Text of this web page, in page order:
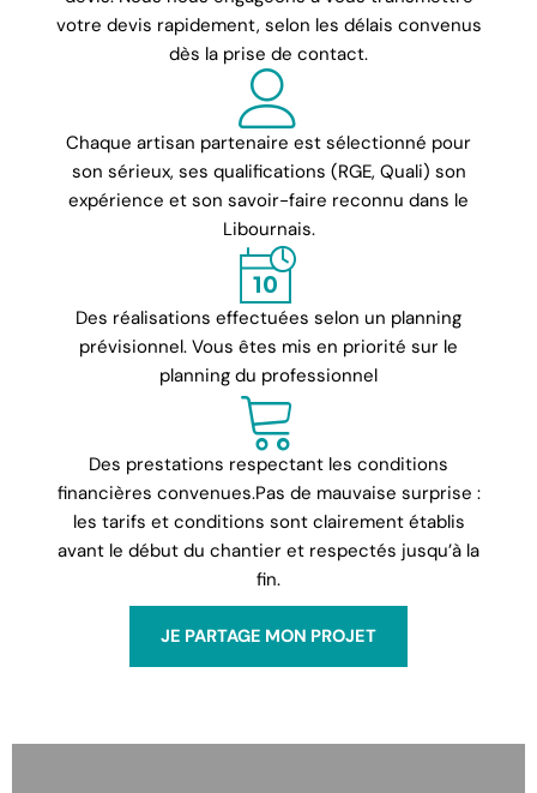
votre devis rapidement, selon les délais convenus
dès la prise de contact.
Chaque artisan partenaire est sélectionné pour
son sérieux, ses qualifications (RGE, Quali) son
expérience et son savoir-faire reconnu dans le
Libournais.
Des réalisations effectuées selon un planning
prévisionnel. Vous êtes mis en priorité sur le
planning du professionnel
Des prestations respectant les conditions
financières convenues.Pas de mauvaise surprise :
les tarifs et conditions sont clairement établis
avant le début du chantier et respectés jusqu’à la
fin.
JE PARTAGE MON PROJET